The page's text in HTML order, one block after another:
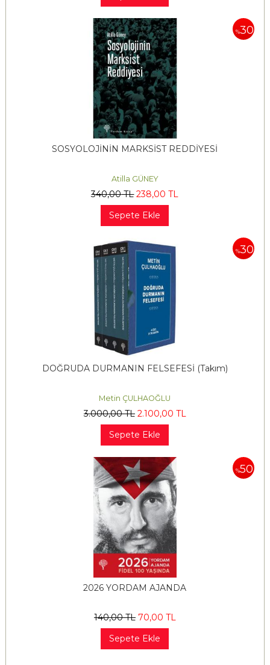
%30
SOSYOLOJİNİN MARKSİST REDDİYESİ
Atilla GÜNEY
340,00TL 238,00 TL
Sepete Ekle
%30
DOĞRUDA DURMANIN FELSEFESİ (Takım)
Metin ÇULHAOĞLU
3.000,00TL 2.100,00 TL
Sepete Ekle
%50
2026 YORDAM AJANDA
140,00TL 70,00 TL
Sepete Ekle